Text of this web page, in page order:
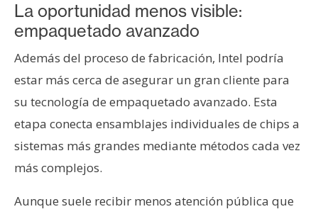
La oportunidad menos visible:
empaquetado avanzado
Además del proceso de fabricación, Intel podría
estar más cerca de asegurar un gran cliente para
su tecnología de empaquetado avanzado. Esta
etapa conecta ensamblajes individuales de chips a
sistemas más grandes mediante métodos cada vez
más complejos.
Aunque suele recibir menos atención pública que